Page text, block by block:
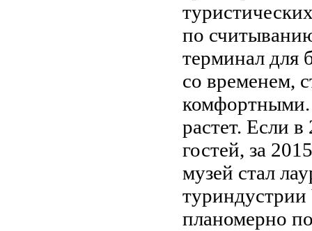
по
терминал для
со временем,
комфортными.
растет. Если
гостей, за
музей стал
планомерно